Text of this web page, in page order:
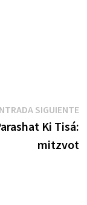
SIGUIENTE
Ki Tisá:
mitzvot